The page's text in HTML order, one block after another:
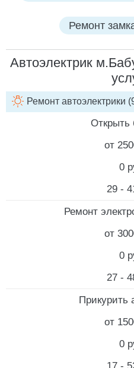
Ремонт
Автоэлектрик
НАИМЕНОВАНИЕ УСЛУГИ
Ремонт автоэлектрики
Открыть
от
0
29 -
Ремонт
от
0
27 -
Прикурить
от
0